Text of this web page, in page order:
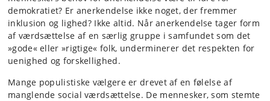
demokratiet? Er anerkendelse ikke noget, der fremmer
inklusion og lighed? Ikke altid. Når anerkendelse tager form
af værdsættelse af en særlig gruppe i samfundet som det
»gode« eller »rigtige« folk, underminerer det respekten for
uenighed og forskellighed.
Mange populistiske vælgere er drevet af en følelse af
manglende social værdsættelse. De mennesker, som stemte